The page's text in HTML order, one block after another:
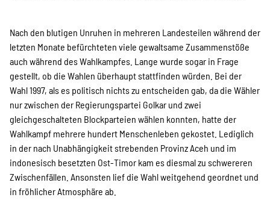
Kontakt
english
Indonesian
Suche
Nach den blutigen Unruhen in mehreren Landesteilen während der
letzten Monate befürchteten viele gewaltsame Zusammenstöße
auch während des Wahlkampfes. Lange wurde sogar in Frage
gestellt, ob die Wahlen überhaupt stattfinden würden. Bei der
Wahl 1997, als es politisch nichts zu entscheiden gab, da die Wähler
nur zwischen der Regierungspartei Golkar und zwei
gleichgeschalteten Blockparteien wählen konnten, hatte der
Wahlkampf mehrere hundert Menschenleben gekostet. Lediglich
in der nach Unabhängigkeit strebenden Provinz Aceh und im
indonesisch besetzten Ost-Timor kam es diesmal zu schwereren
Zwischenfällen. Ansonsten lief die Wahl weitgehend geordnet und
in fröhlicher Atmosphäre ab.